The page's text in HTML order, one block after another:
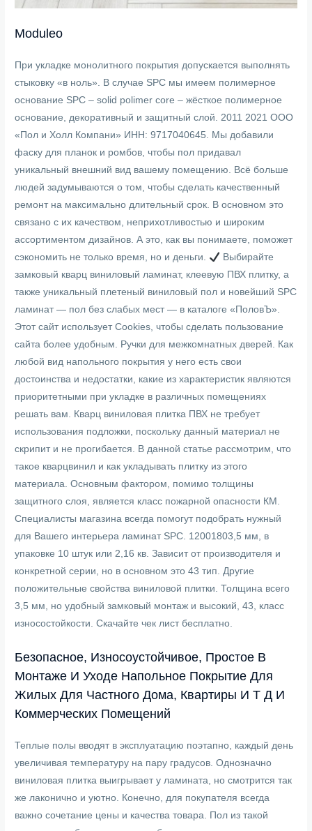
Moduleo
При укладке монолитного покрытия допускается выполнять
стыковку «в ноль». В случае SPС мы имеем полимерное
основание SPC – solid polimer core – жёсткое полимерное
основание, декоративный и защитный слой. 2011 2021 ООО
«Пол и Холл Компани» ИНН: 9717040645. Мы добавили
фаску для планок и ромбов, чтобы пол придавал
уникальный внешний вид вашему помещению. Всё больше
людей задумываются о том, чтобы сделать качественный
ремонт на максимально длительный срок. В основном это
связано с их качеством, неприхотливостью и широким
ассортиментом дизайнов. А это, как вы понимаете, поможет
сэкономить не только время, но и деньги.
Выбирайте
замковый кварц виниловый ламинат, клеевую ПВХ плитку, а
также уникальный плетеный виниловый пол и новейший SPC
ламинат — пол без слабых мест — в каталоге «ПоловЪ».
Этот сайт использует Cookies, чтобы сделать пользование
сайта более удобным. Ручки для межкомнатных дверей. Как
любой вид напольного покрытия у него есть свои
достоинства и недостатки, какие из характеристик являются
приоритетными при укладке в различных помещениях
решать вам. Кварц виниловая плитка ПВХ не требует
использования подложки, поскольку данный материал не
скрипит и не прогибается. В данной статье рассмотрим, что
такое кварцвинил и как укладывать плитку из этого
материала. Основным фактором, помимо толщины
защитного слоя, является класс пожарной опасности КМ.
Специалисты магазина всегда помогут подобрать нужный
для Вашего интерьера ламинат SPC. 12001803,5 мм, в
упаковке 10 штук или 2,16 кв. Зависит от производителя и
конкретной серии, но в основном это 43 тип. Другие
положительные свойства виниловой плитки. Толщина всего
3,5 мм, но удобный замковый монтаж и высокий, 43, класс
износостойкости. Скачайте чек лист бесплатно.
Безопасное, Износоустойчивое, Простое В
Монтаже И Уходе Напольное Покрытие Для
Жилых Для Частного Дома, Квартиры И Т Д И
Коммерческих Помещений
Теплые полы вводят в эксплуатацию поэтапно, каждый день
увеличивая температуру на пару градусов. Однозначно
виниловая плитка выигрывает у ламината, но смотрится так
же лаконично и уютно. Конечно, для покупателя всегда
важно сочетание цены и качества товара. Пол из такой